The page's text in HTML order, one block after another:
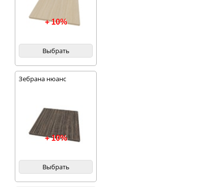
+ 10%
Выбрать
Зебрана нюанс
+ 10%
Выбрать